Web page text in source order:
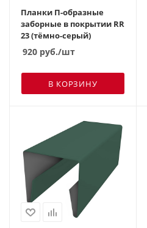
Планки П-образные
заборные в покрытии RR
23 (тёмно-серый)
920 руб./шт
В КОРЗИНУ